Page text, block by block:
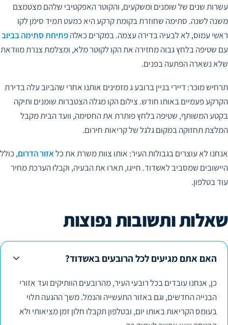
עשרות שנים של שומנים ומשקעים, והקוטר האפקטיבי שלהם מצטמצם
משנה לשנה. סתימה שחוזרת בקומת קרקע היא כמעט תמיד סימן לקו
ראשי עמוס, לא לבעיה בדירה עצמה. במקרים כאלהפתיחת סתימה בביוב
עם שטיפה בלחץ גבוה מחזירה את הקו לקוטר מלא, ומצלמת צנרת מוודאת
שלא נשארה הפתעה בפנים.
תרחיש מוכר: דיירי בניין ברובע ג מזמינים אותנו אחרי שהביוב עלה בדירת
הקרקע פעמיים באותו חודש. צילום הקו מגלה הצטברות שומנים ותיקה
בקטע המשותף, שטיפה בלחץ פותרת את החסימה, וועד הבית מקבל
המלצת תחזוקה במקום גלגל של קריאות חירום.
אנחנו לא עוצרים בגבולות העיר: אותו צוות משרת את כלאזור הדרום, כולל
היישובים שמסביב לאשדוד. חייגו, תארו את הבעיה, וקבלו הערכת מחיר
עוד בטלפון.
שאלות ותשובות נפוצות
האם אתם מגיעים לכל הרובעים באשדוד?
כן, אנחנו עובדים בכל רובעי העיר, מהרובעים הוותיקים ועד אזורי
הבנייה החדשים, וגם באזור התעשייה והנמל. משך ההגעה תלוי
בעומס הקריאות באותו יום, ובטלפון תקבלו חלון זמן מציאותי ולא